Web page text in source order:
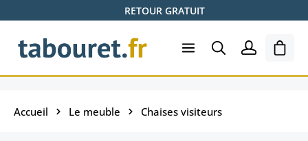
Passer au contenu principalRETOUR GRATUIT
Le
Accueil Le meuble Chaises visiteurs